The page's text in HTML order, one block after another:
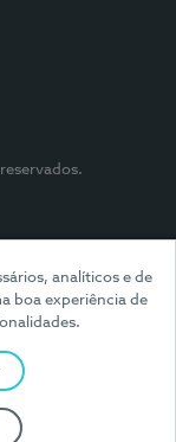
analíticos e de
boa experiência de